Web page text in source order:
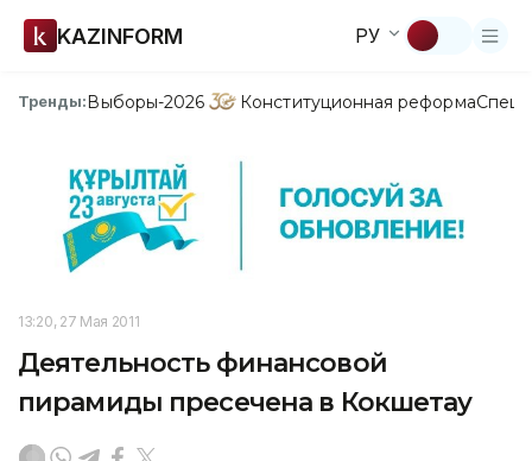
KAZINFORM РУ
Тренды:Выборы-2026 Конституционная реформа
13:20, 27 Мая 2011
Деятельность финансовой
пирамиды пресечена в Кокшетау